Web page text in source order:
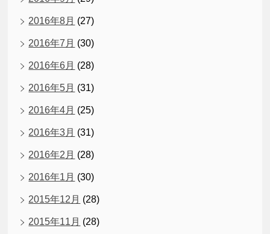
2016年8月 (27)
2016年7月 (30)
2016年6月 (28)
2016年5月 (31)
2016年4月 (25)
2016年3月 (31)
2016年2月 (28)
2016年1月 (30)
2015年12月 (28)
2015年11月 (28)